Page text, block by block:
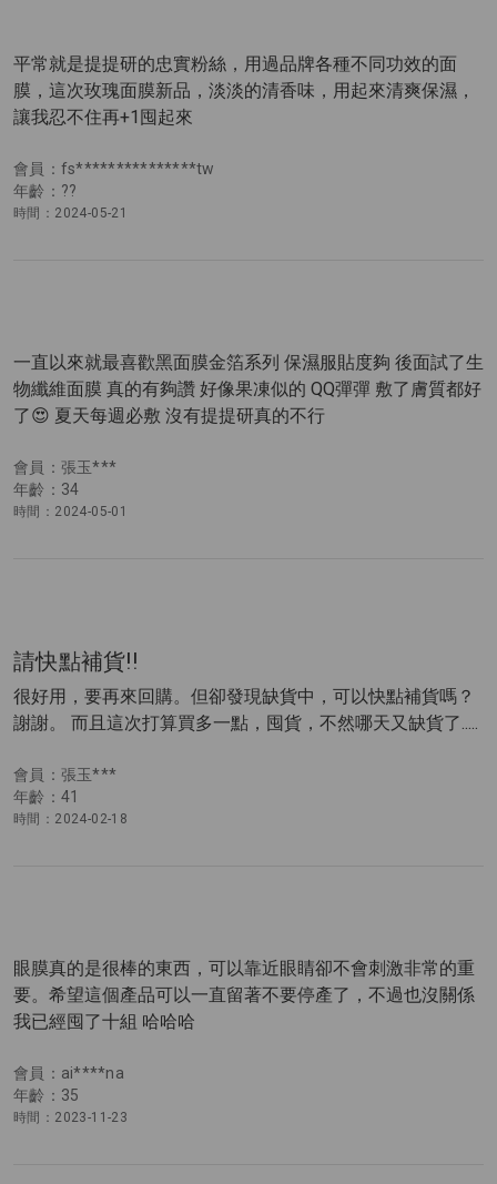
會員：fs***************tw
年齡：??
時間：2024-05-21
平常就是提提研的忠實粉絲，用過品牌各種不同功效的面
膜，這次玫瑰面膜新品，淡淡的清香味，用起來清爽保濕，
讓我忍不住再+1囤起來
會員：張玉***
年齡：34
時間：2024-05-01
一直以來就最喜歡黑面膜金箔系列 保濕服貼度夠 後面試了生
物纖維面膜 真的有夠讚 好像果凍似的 QQ彈彈 敷了膚質都好
了😍 夏天每週必敷 沒有提提研真的不行
會員：張玉***
年齡：41
時間：2024-02-18
請快點補貨!!
很好用，要再來回購。但卻發現缺貨中，可以快點補貨嗎？
謝謝。 而且這次打算買多一點，囤貨，不然哪天又缺貨了.....
會員：ai****na
年齡：35
時間：2023-11-23
眼膜真的是很棒的東西，可以靠近眼睛卻不會刺激非常的重
要。希望這個產品可以一直留著不要停產了，不過也沒關係
我已經囤了十組 哈哈哈